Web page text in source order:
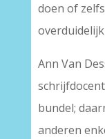
doen of
Ann Van
bundel;
anderen